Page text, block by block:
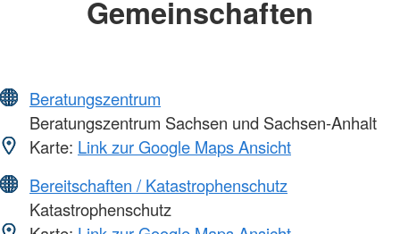
Gemeinschaften
Beratungszentrum
Beratungszentrum Sachsen und Sachsen-Anhalt
Karte: Link zur Google Maps Ansicht
Bereitschaften / Katastrophenschutz
Katastrophenschutz